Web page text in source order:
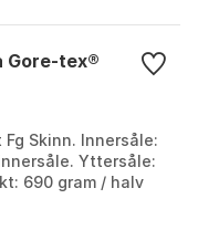
Gore-tex®
Skinn. Innersåle:
Yttersåle:
690 gram / halv